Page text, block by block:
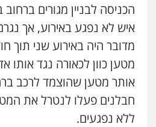
עו"ד אסף גונן
פלילי פשע חמור
וחקירות
0542255161
גל דהן – משרד
פלילי פשיעה חמורה
הכניסה לבניין מגורים
איש לא נפגע באירוע, אך
מדובר היה באירוע שני תוך
אותר מטען שהוצמד לרכב
חבלנים פעלו לנטרל את
ללא נפגעים.